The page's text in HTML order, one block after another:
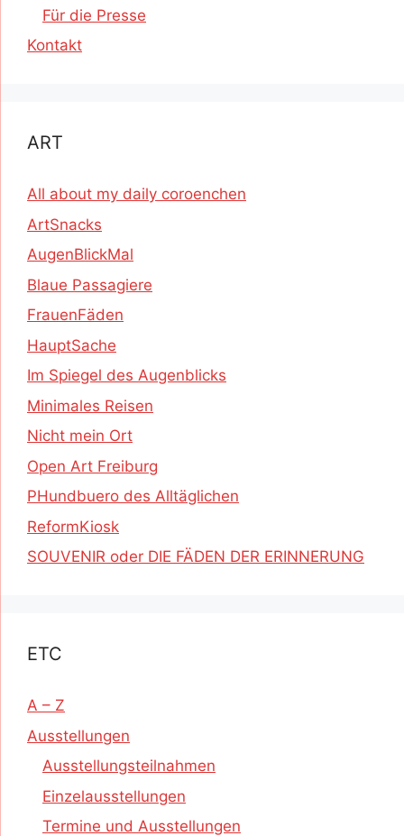
Für die Presse
Kontakt
ART
All about my daily coroenchen
ArtSnacks
AugenBlickMal
Blaue Passagiere
FrauenFäden
HauptSache
Im Spiegel des Augenblicks
Minimales Reisen
Nicht mein Ort
Open Art Freiburg
PHundbuero des Alltäglichen
ReformKiosk
SOUVENIR oder DIE FÄDEN DER ERINNERUNG
ETC
A – Z
Ausstellungen
Ausstellungsteilnahmen
Einzelausstellungen
Termine und Ausstellungen